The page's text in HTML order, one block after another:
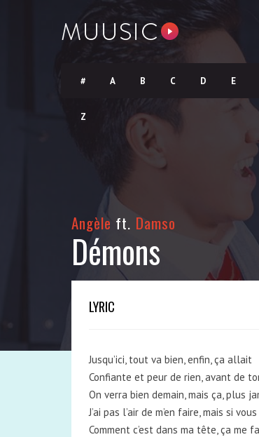
# A B C D E
Z
Angèle ft. Damso
Démons
LYRIC
Jusqu’ici, tout va bien, enfin, ça allait
Confiante et peur de rien, avant de
On verra bien demain, mais ça, plus
J’ai pas l’air de m’en faire, mais si
Comment c’est dans ma tête, ça me